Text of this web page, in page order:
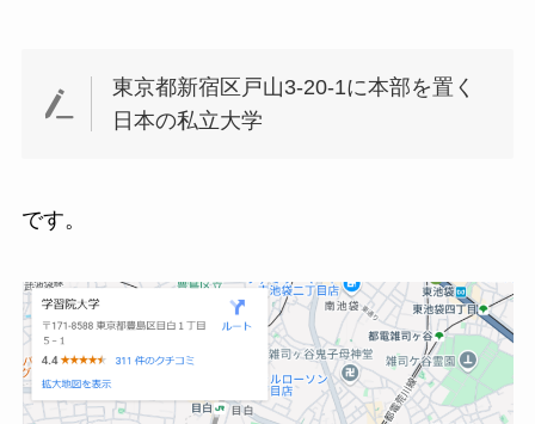
東京都新宿区戸山3-20-1に本部を置く
日本の私立大学
です。